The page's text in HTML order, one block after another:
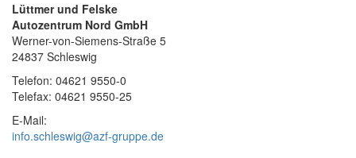
Lüttmer und Felske
Autozentrum Nord GmbH
Werner-von-Siemens-Straße 5
24837 Schleswig
Telefon: 04621 9550-0
Telefax: 04621 9550-25
E-Mail:
info.schleswig@azf-gruppe.de